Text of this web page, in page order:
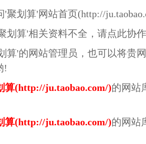
'聚划算'网站首页(http://
划算'相关资料不全，请点此协
算'的网站管理员，也可以将贵
!
算(http://ju.taobao.com/)的网站
算(http://ju.taobao.com/)的网站